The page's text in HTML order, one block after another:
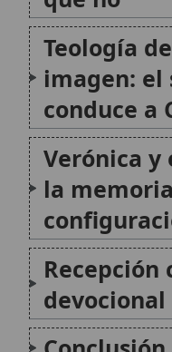
Citas y
Modificado el 17 de julio de
artículo•Paq. Scorm (LMS)•
Imprimir artículo•Generar QR
Imposición del velo
La imposición del velo
el cual la Iglesia
insignia de la
de las vírgenes
desposorio espiritual
Vigilia Pascual
La Vigilia Pascual es la
importante y noble del
considerada la «madre
a cabo en la noche del
después del anochecer